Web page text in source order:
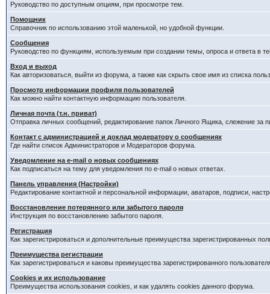
Руководство по доступным опциям, при просмотре тем.
Помощник
Справочник по использованию этой маленькой, но удобной функции.
Сообщения
Руководство по функциям, используемым при создании темы, опроса и ответа в
Вход и выход
Как авторизоваться, выйти из форума, а также как скрыть свое имя из списка
Просмотр информации профиля пользователей
Как можно найти контактную информацию пользователя.
Личная почта (т.н. приват)
Отправка личных сообщений, редактирование папок Личного Ящика, слежение за
Контакт с администрацией и доклад модератору о сообщениях
Где найти список Администраторов и Модераторов форума.
Уведомление на e-mail о новых сообщениях
Как подписаться на тему для уведомления по e-mail о новых ответах.
Панель управления (Настройки)
Редактирование контактной и персональной информации, аватаров, подписи,
Восстановление потерянного или забытого пароля
Инструкция по восстановлению забытого пароля.
Регистрация
Как зарегистрироваться и дополнительные преимущества зарегистрированных
Преимущества регистрации
Как зарегистрироваться и каковы преимущества зарегистрированного
Cookies и их использование
Преимущества использования cookies, и как удалять cookies данного форума.